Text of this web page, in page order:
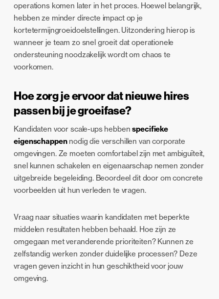
operations komen later in het proces. Hoewel belangrijk,
hebben ze minder directe impact op je
kortetermijngroeidoelstellingen. Uitzondering hierop is
wanneer je team zo snel groeit dat operationele
ondersteuning noodzakelijk wordt om chaos te
voorkomen.
Hoe zorg je ervoor dat nieuwe hires
passen bij je groeifase?
Kandidaten voor scale-ups hebbenspecifieke
eigenschappennodig die verschillen van corporate
omgevingen. Ze moeten comfortabel zijn met ambiguïteit,
snel kunnen schakelen en eigenaarschap nemen zonder
uitgebreide begeleiding. Beoordeel dit door om concrete
voorbeelden uit hun verleden te vragen.
Vraag naar situaties waarin kandidaten met beperkte
middelen resultaten hebben behaald. Hoe zijn ze
omgegaan met veranderende prioriteiten? Kunnen ze
zelfstandig werken zonder duidelijke processen? Deze
vragen geven inzicht in hun geschiktheid voor jouw
omgeving.